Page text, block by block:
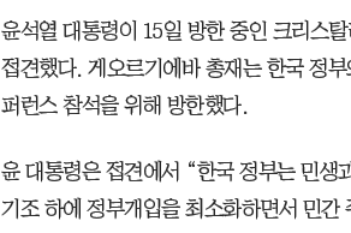
윤석열 대통령이 15일 방한 중인 크리스
접견했다. 게오르기에바 총재는 한국 정
퍼런스 참석을 위해 방한했다.
윤 대통령은 접견에서 “한국 정부는 민생
기조 하에 정부개입을 최소화하면서 민